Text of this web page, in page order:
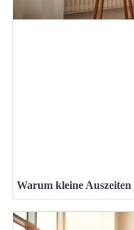
Warum kleine